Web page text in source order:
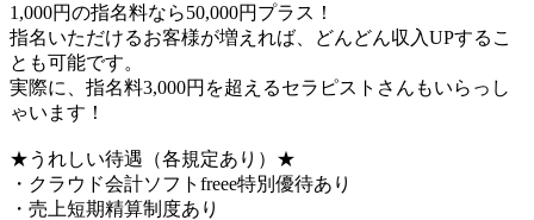
1,000円の指名料なら50,000円プラス！
指名いただけるお客様が増えれば、どんどん収入UPするこ
とも可能です。
実際に、指名料3,000円を超えるセラピストさんもいらっし
ゃいます！
★うれしい待遇（各規定あり）★
・クラウド会計ソフトfreee特別優待あり
・売上短期精算制度あり